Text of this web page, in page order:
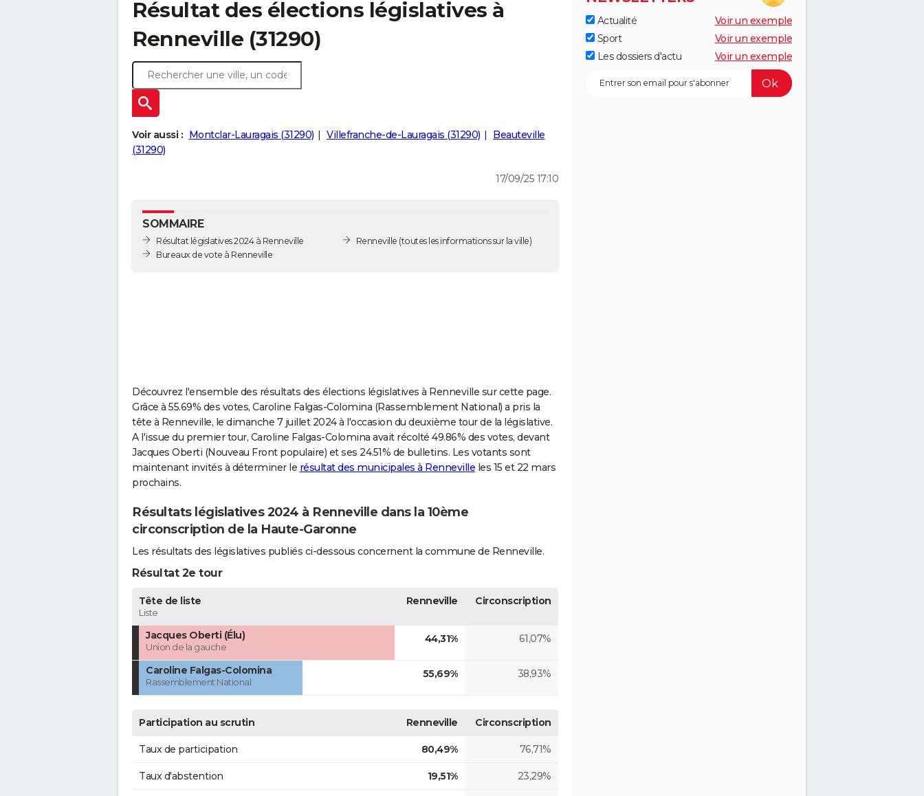
Résultat des élections législatives à
Renneville (31290)
Voir aussi : Montclar-Lauragais (31290) Villefranche-de-Lauragais (31290)
Beauteville
(31290)
17/09/25 17:10
SOMMAIRE
Résultat législatives 2024 à Renneville
Bureaux de vote à Renneville
Renneville (toutes les informations sur la ville)
Découvrez l'ensemble des résultats des élections législatives à Renneville sur cette page.
Grâce à 55.69% des votes, Caroline Falgas-Colomina (Rassemblement National) a pris la
tête à Renneville, le dimanche 7 juillet 2024 à l'occasion du deuxième tour de la législative.
A l'issue du premier tour, Caroline Falgas-Colomina avait récolté 49.86% des votes, devant
Jacques Oberti (Nouveau Front populaire) et ses 24.51% de bulletins. Les votants sont
maintenant invités à déterminer le résultat des municipales à Renneville les 15 et 22 mars
prochains.
Résultats législatives 2024 à Renneville dans la 10ème
circonscription de la Haute-Garonne
Les résultats des législatives publiés ci-dessous concernent la commune de Renneville.
Résultat 2e tour
Tête de liste
Liste
Renneville Circonscription
Jacques Oberti (Élu)
Union de la gauche
44,31% 61,07%
Caroline Falgas-Colomina
Rassemblement National
55,69% 38,93%
Participation au scrutin Renneville Circonscription
Taux de participation 80,49% 76,71%
Taux d'abstention 19,51% 23,29%
Actualité
Voir un exemple
Sport
Voir un exemple
Les dossiers d'actu
Voir un exemple